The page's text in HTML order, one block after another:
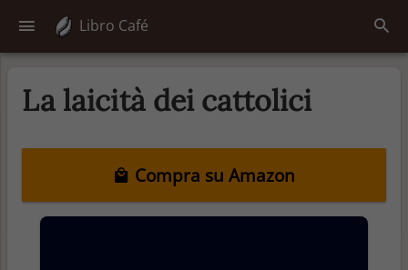
Libro Café
La laicità dei cattolici
Compra su Amazon